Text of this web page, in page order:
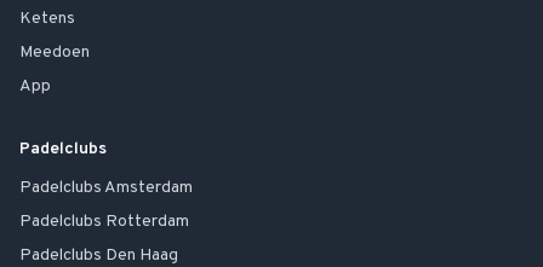
Ketens
Meedoen
App
Padelclubs
Padelclubs Amsterdam
Padelclubs Rotterdam
Padelclubs Den Haag